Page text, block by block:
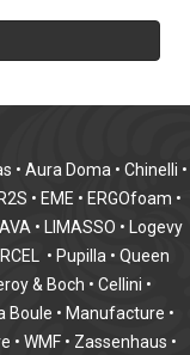
• Aura Doma • Chinelli •
• EME • ERGOfoam •
LAVA • LIMASSO • Logevy
• Pupilla • Queen
& Boch • Cellini •
Boule • Manufacture •
• WMF • Zassenhaus •